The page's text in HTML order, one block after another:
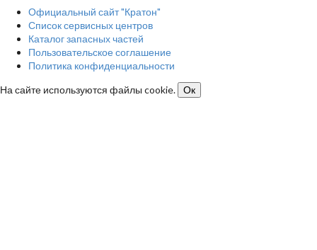
Официальный сайт "Кратон"
Список сервисных центров
Каталог запасных частей
Пользовательское соглашение
Политика конфиденциальности
На сайте используются файлы cookie.
Ок